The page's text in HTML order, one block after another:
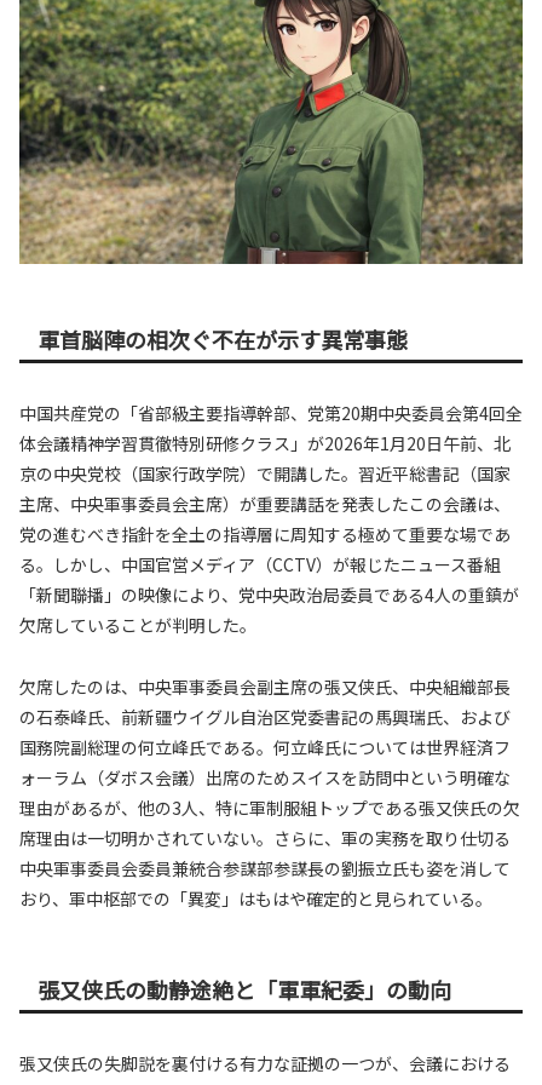
軍首脳陣の相次ぐ不在が示す異常事態
中国共産党の「省部級主要指導幹部、党第20期中央委員会第4回全
体会議精神学習貫徹特別研修クラス」が2026年1月20日午前、北
京の中央党校（国家行政学院）で開講した。習近平総書記（国家
主席、中央軍事委員会主席）が重要講話を発表したこの会議は、
党の進むべき指針を全土の指導層に周知する極めて重要な場であ
る。しかし、中国官営メディア（CCTV）が報じたニュース番組
「新聞聯播」の映像により、党中央政治局委員である4人の重鎮が
欠席していることが判明した。
欠席したのは、中央軍事委員会副主席の張又侠氏、中央組織部長
の石泰峰氏、前新疆ウイグル自治区党委書記の馬興瑞氏、および
国務院副総理の何立峰氏である。何立峰氏については世界経済フ
ォーラム（ダボス会議）出席のためスイスを訪問中という明確な
理由があるが、他の3人、特に軍制服組トップである張又侠氏の欠
席理由は一切明かされていない。さらに、軍の実務を取り仕切る
中央軍事委員会委員兼統合参謀部参謀長の劉振立氏も姿を消して
おり、軍中枢部での「異変」はもはや確定的と見られている。
張又侠氏の動静途絶と「軍軍紀委」の動向
張又侠氏の失脚説を裏付ける有力な証拠の一つが、会議における